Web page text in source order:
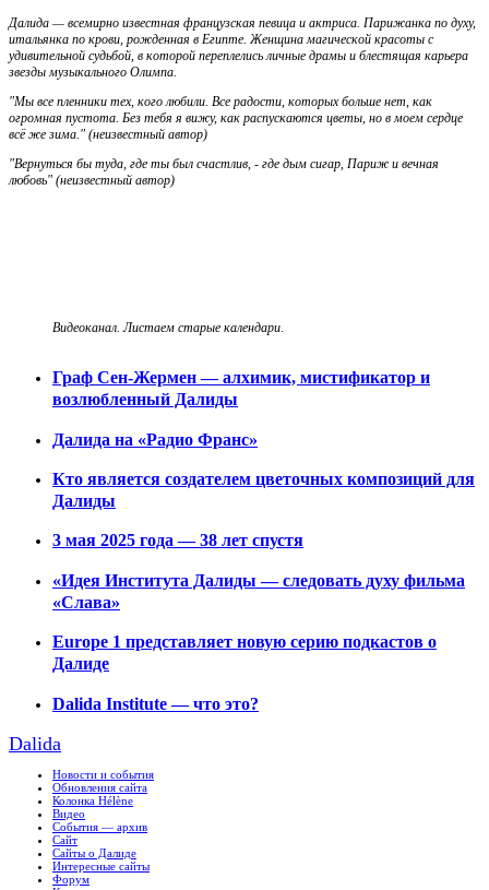
Далида — всемирно известная французская певица и актриса. Парижанка по духу,
итальянка по крови, рожденная в Египте. Женщина магической красоты с
удивительной судьбой, в которой переплелись личные драмы и блестящая карьера
звезды музыкального Олимпа.
"Мы все пленники тех, кого любили. Все радости, которых больше нет, как
огромная пустота. Без тебя я вижу, как распускаются цветы, но в моем сердце
всё же зима." (неизвестный автор)
"Вернуться бы туда, где ты был счастлив, - где дым сигар, Париж и вечная
любовь" (неизвестный автор)
Видеоканал. Листаем старые календари.
Граф Сен-Жермен — алхимик, мистификатор и
возлюбленный Далиды
Далида на «Радио Франс»
Кто является создателем цветочных композиций для
Далиды
3 мая 2025 года — 38 лет спустя
«Идея Института Далиды — следовать духу фильма
«Слава»
Europe 1 представляет новую серию подкастов о
Далиде
Dalida Institute — что это?
Dalida
Новости и события
Обновления сайта
Колонка Hélène
Видео
События — архив
Сайт
Сайты о Далиде
Интересные сайты
Форум